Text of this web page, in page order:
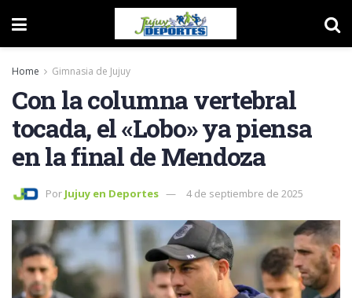
Home Gimnasia de Jujuy
Con la columna vertebral
tocada, el «Lobo» ya piensa
en la final de Mendoza
Por Jujuy en Deportes 4 de septiembre de 2025